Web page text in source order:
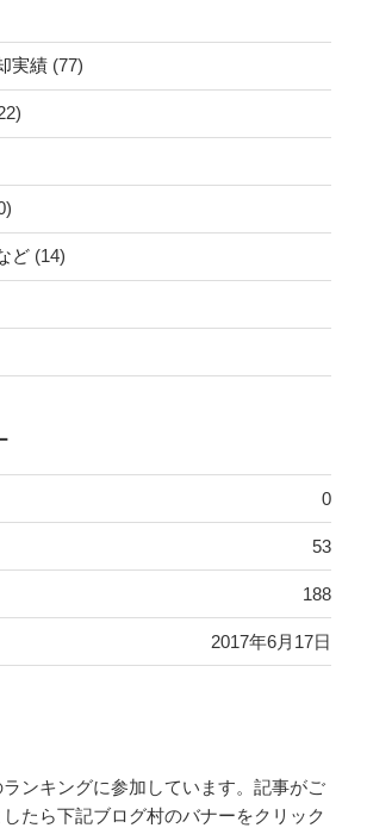
実績 (77)
ど (14)
0
53
188
2017年6月17日
ンキングに参加しています。記事がご
たら下記ブログ村のバナーをクリック